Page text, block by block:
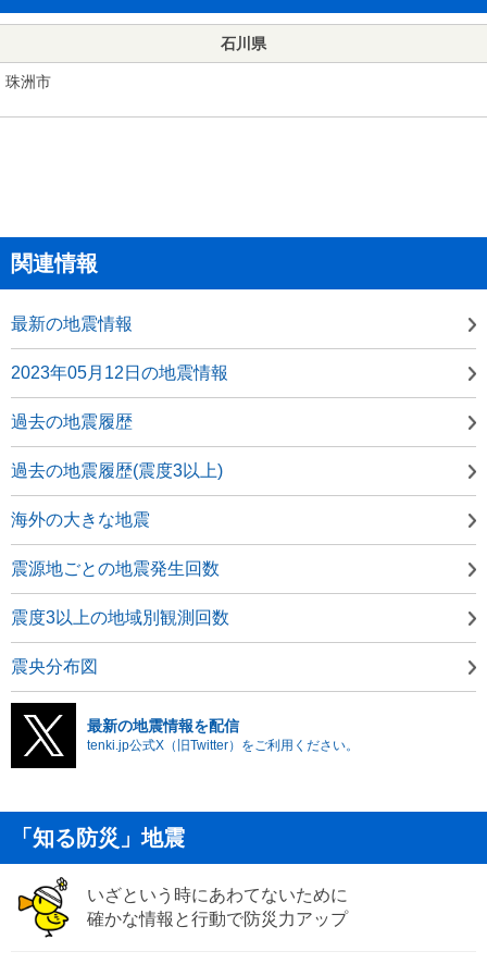
石川県
珠洲市
関連情報
最新の地震情報
2023年05月12日の地震情報
過去の地震履歴
過去の地震履歴(震度3以上)
海外の大きな地震
震源地ごとの地震発生回数
震度3以上の地域別観測回数
震央分布図
最新の地震情報を配信
tenki.jp公式X（旧Twitter）をご利用ください。
「知る防災」地震
いざという時にあわてないために
確かな情報と行動で防災力アップ